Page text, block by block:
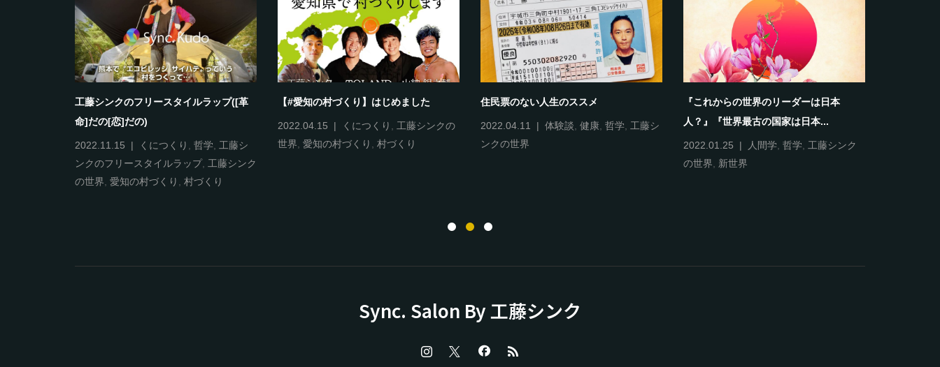
工藤シンクのフリースタイルラップ([革
命]だの[恋]だの)
2022.11.15 くにつくり 哲学 工藤シ
ンクのフリースタイルラップ, 工藤シンク
の世界 愛知の村づくり 村づくり
【#愛知の村づくり】はじめました
2022.04.15 くにつくり
工藤シンクの
世界 愛知の村づくり 村づくり
住民票のない人生のススメ
2022.04.11 体験談 健康, 哲学, 工藤シ
ンクの世界
『これからの世界のリーダーは日本
人？』『世界最古の国家は日本...
2022.01.25 人間学, 哲学, 工藤シンク
の世界
新世界
Sync. Salon By 工藤シンク